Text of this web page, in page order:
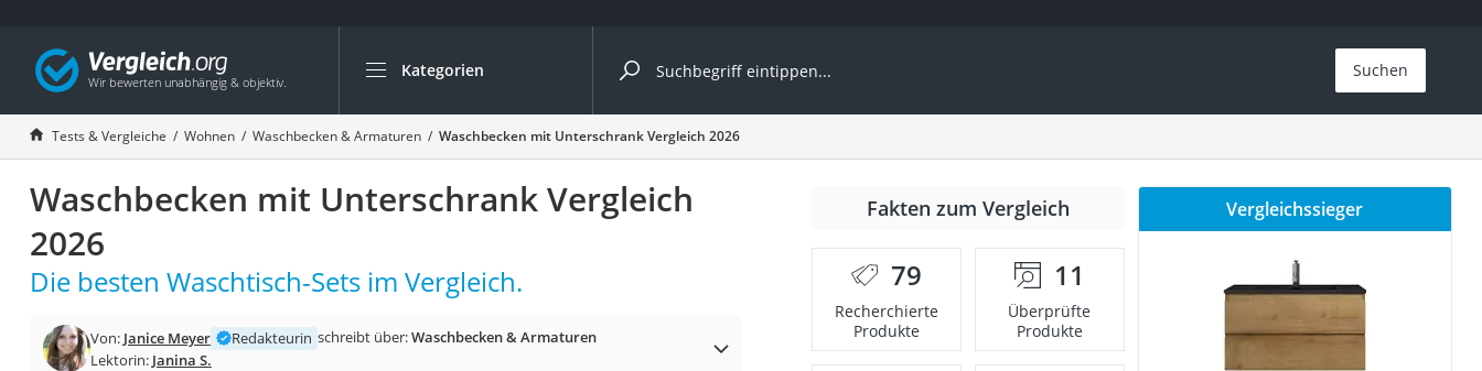
Kategorien
Die beliebtesten Vergleiche nach Kategorie
Wohnen
Matratzen-Topper
Matratzen
Badlüfter
Ergonomischer Bürostuhl
Suchen
Tests & Vergleiche Wohnen Waschbecken & Armaturen Waschbecken mit Unterschrank Vergleich 2026
Waschbecken mit Unterschrank Vergleich
2026
Die besten Waschtisch-Sets im Vergleich.
Von: Janice Meyer Redakteurin schreibt über:Waschbecken & Armaturen
Lektorin: Janina S.
Fakten zum Vergleich
79
Recherchierte
Produkte
11
Überprüfte
Produkte
Vergleichssieger